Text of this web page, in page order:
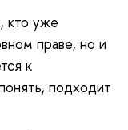
кто уже
праве, но и
к
подходит